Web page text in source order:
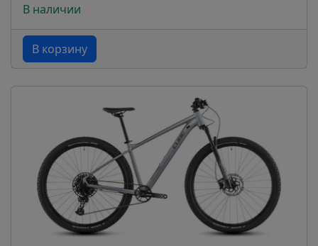
В наличии
В корзину